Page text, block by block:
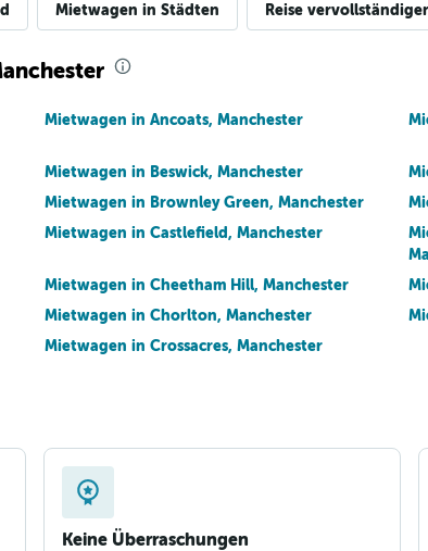
Mietwagen in Städten Reise
Mietwagen in Ancoats, Manchester
Mietwagen in Beswick, Manchester
Mietwagen in Brownley Green, Manchester
Mietwagen in Castlefield, Manchester
Mietwagen in Cheetham Hill, Manchester
Mietwagen in Chorlton, Manchester
Mietwagen in Crossacres, Manchester
Keine Überraschungen